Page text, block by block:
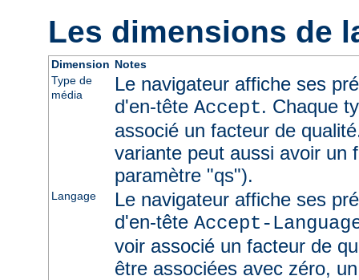
Les dimensions de
Dimension Notes
Type de
média
Le navigateur affiche ses
d'en-tête Accept. Chaque
associé un facteur de
variante peut aussi avoir un
paramètre "qs").
Langage
Le navigateur affiche ses
d'en-tête Accept-
voir associé un facteur de
être associées avec zéro,